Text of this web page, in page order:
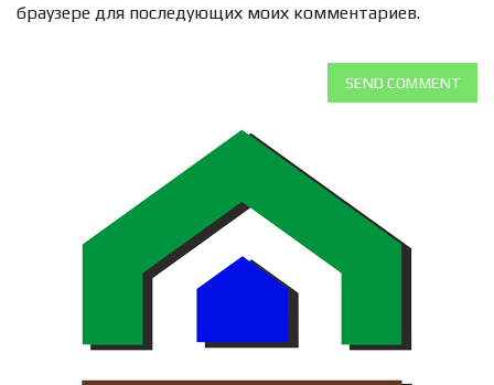
браузере для последующих моих комментариев.
SEND COMMENT